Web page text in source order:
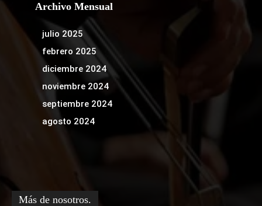
Archivo Mensual
julio 2025
febrero 2025
diciembre 2024
noviembre 2024
septiembre 2024
agosto 2024
Más de nosotros.